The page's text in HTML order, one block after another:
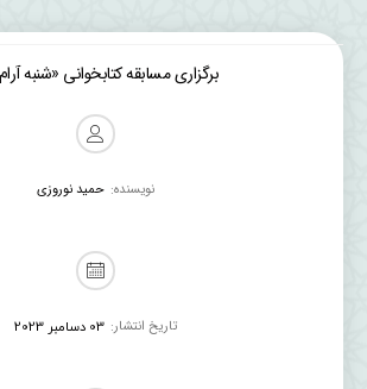
برگزاری مسابقه کتابخوانی «شنبه
نویسنده: حمید نوروزی
تاریخ انتشار: 03 دسامبر 2023